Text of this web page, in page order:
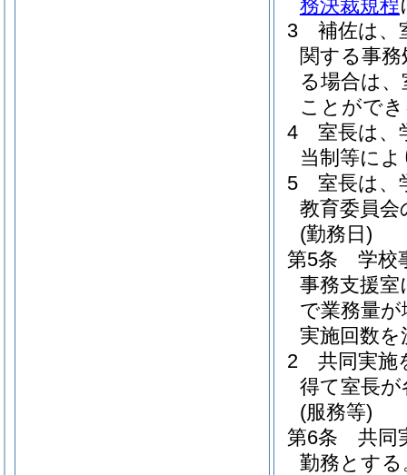
務決裁規程
3
補佐は、
関する事
る場合は
ことがで
4
室長は、
当制等に
5
室長は、
教育委員
(勤務日)
第5条
学校
事務支援
で業務量
実施回数
2
共同実施
得て室長
(服務等)
第6条
共同
勤務とする